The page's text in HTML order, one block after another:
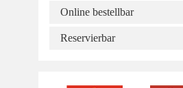
Online bestellbar
Reservierbar